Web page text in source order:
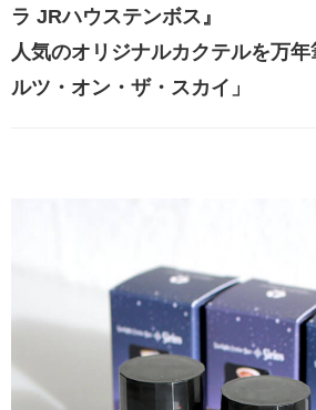
ラ JRハウステンボス』
人気のオリジナルカクテルを万
ルツ・オン・ザ・スカイ」